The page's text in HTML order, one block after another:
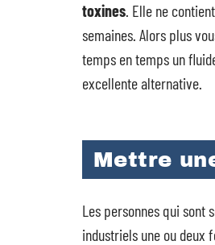
toxines. Elle ne
semaines. Alors plus
temps en temps un
excellente alternative.
Mettre
Les personnes qui sont
industriels une ou deux